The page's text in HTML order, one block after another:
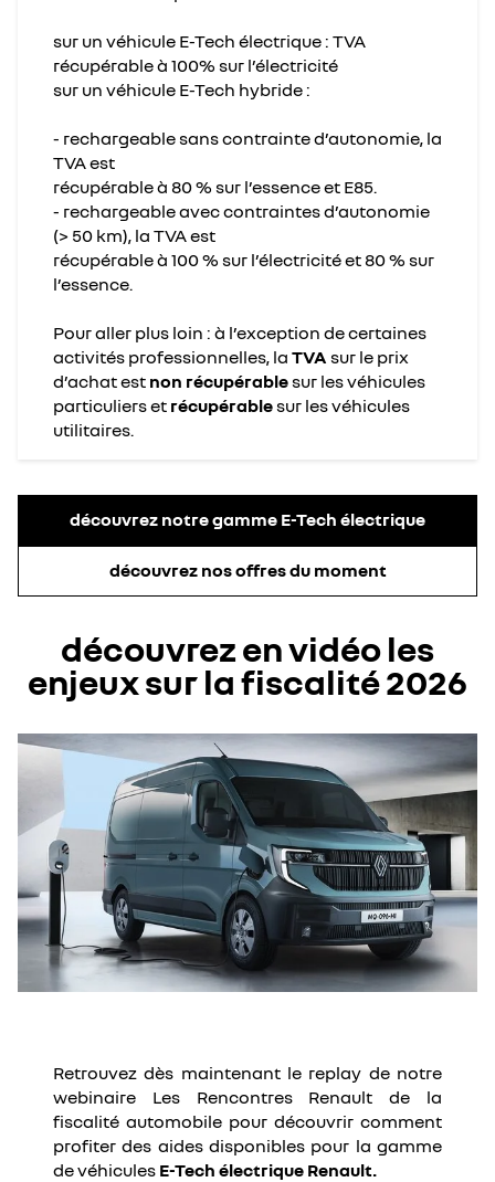
sur un véhicule E-Tech électrique : TVA
récupérable à 100% sur l’électricité
sur un véhicule E-Tech hybride :
- rechargeable sans contrainte d’autonomie, la
TVA est
récupérable à 80 % sur l’essence et E85.
- rechargeable avec contraintes d’autonomie
(> 50 km), la TVA est
récupérable à 100 % sur l’électricité et 80 % sur
l’essence.
Pour aller plus loin : à l’exception de certaines
activités professionnelles, la TVA sur le prix
d’achat est non récupérablesur les véhicules
particuliers et récupérablesur les véhicules
utilitaires.
découvrez notre gamme E-Tech électrique​
découvrez nos offres du moment
découvrez en vidéo les
enjeux sur la fiscalité 2026
Retrouvez dès maintenant le replay de notre
webinaire Les Rencontres Renault de la
fiscalité automobile pour découvrir comment
profiter des aides disponibles pour la gamme
de véhicules E-Tech électrique Renault.